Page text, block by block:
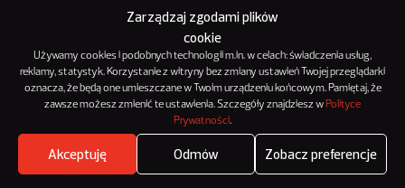
Zarządzaj zgodami plików
cookie
Używamy cookies i podobnych technologii m.in. w celach: świadczenia usług,
reklamy, statystyk. Korzystanie z witryny bez zmiany ustawień Twojej przeglądarki
oznacza, że będą one umieszczane w Twoim urządzeniu końcowym. Pamiętaj, że
zawsze możesz zmienić te ustawienia. Szczegóły znajdziesz w Polityce
Prywatności.
Akceptuję Odmów Zobacz preferencje
Where's the beef?
© 2012-2025
NowyMarketing jest marką 143Media Sp. z o.o.